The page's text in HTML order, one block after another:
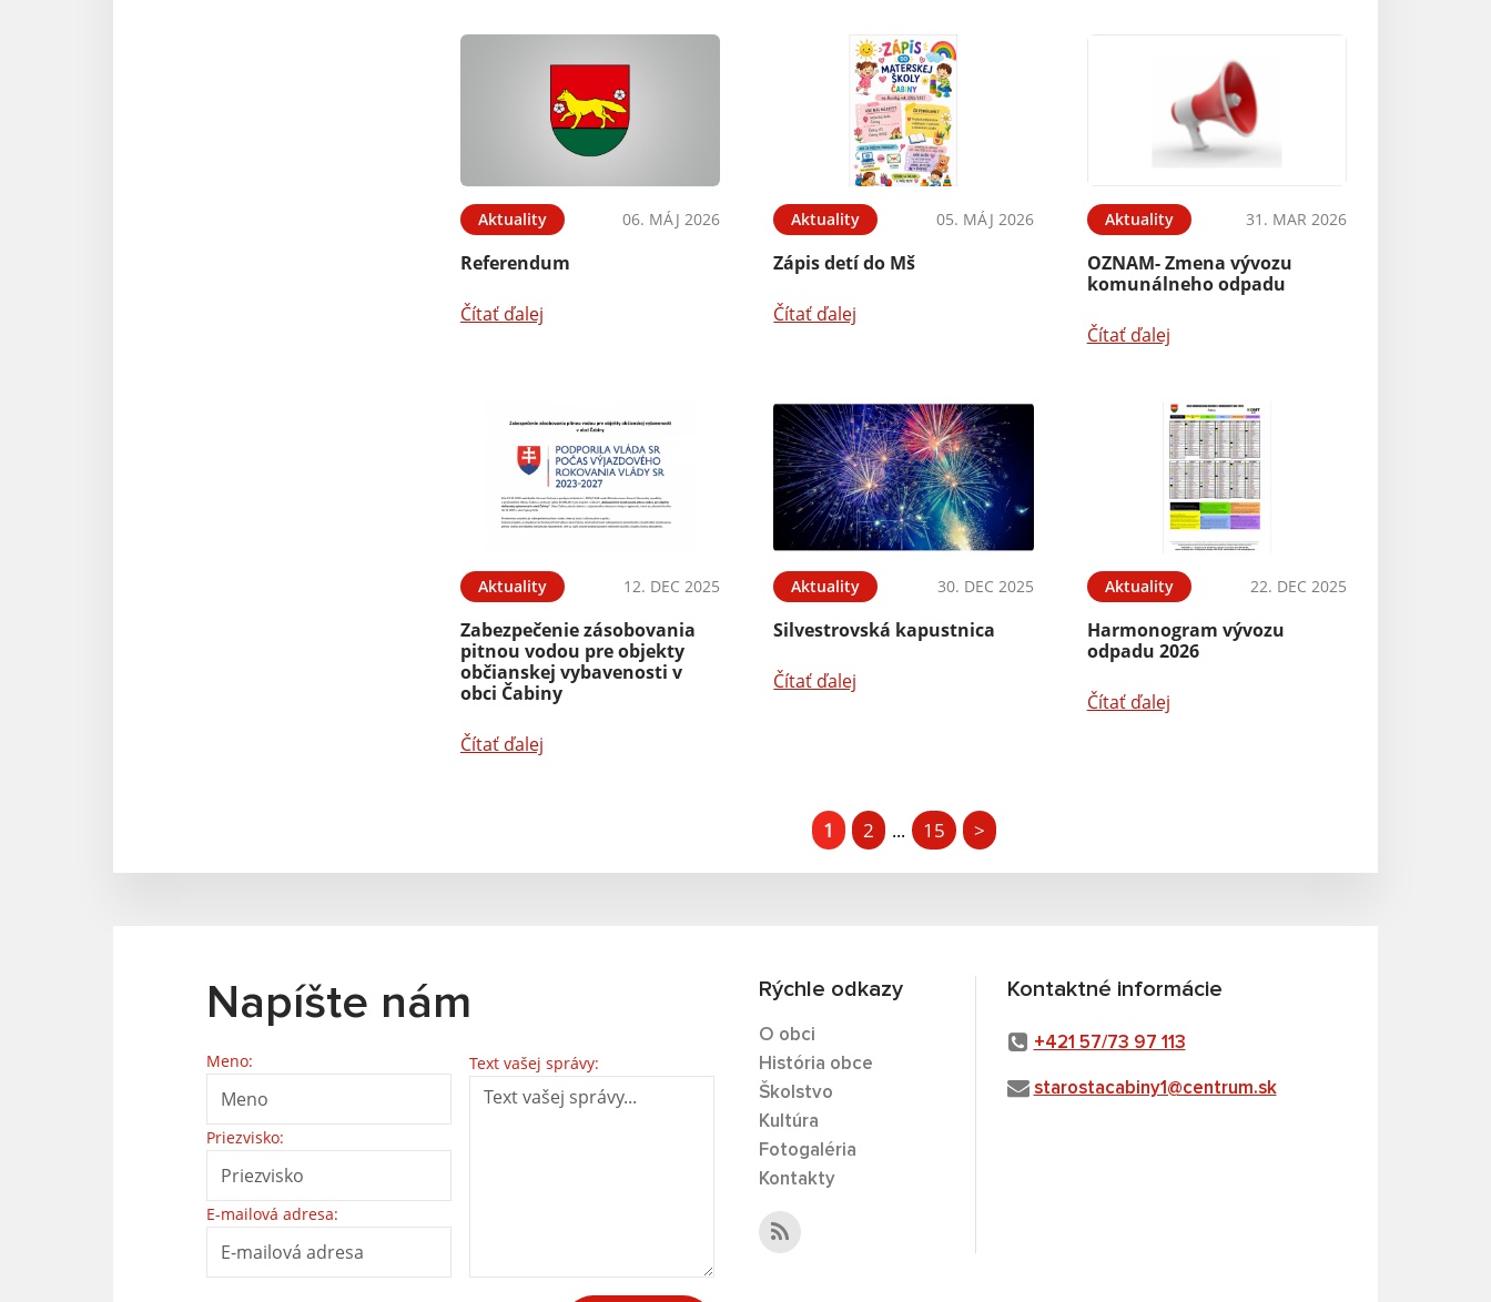
Aktuality 06. MÁJ 2026
Referendum
Čítať ďalej
Aktuality 05. MÁJ 2026
Zápis detí do Mš
Čítať ďalej
Aktuality 31. MAR 2026
OZNAM- Zmena vývozu
komunálneho odpadu
Čítať ďalej
Aktuality 12. DEC 2025
Zabezpečenie zásobovania
pitnou vodou pre objekty
občianskej vybavenosti v
obci Čabiny
Čítať ďalej
Aktuality 30. DEC 2025
Silvestrovská kapustnica
Čítať ďalej
Aktuality 22. DEC 2025
Harmonogram vývozu
odpadu 2026
Čítať ďalej
1 2 ... 15 >
Napíšte nám
Meno:
Priezvisko:
E-mailová adresa:
Text vašej správy:
Rýchle odkazy
O obci
História obce
Školstvo
Kultúra
Fotogaléria
Kontakty
Kontaktné informácie
+421 57/73 97 113
starostacabiny1@centrum.sk